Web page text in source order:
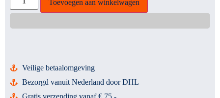
Toevoegen aan winkelwagen
Veilige betaalomgeving
Bezorgd vanuit Nederland door DHL
Gratis verzending vanaf € 75.-